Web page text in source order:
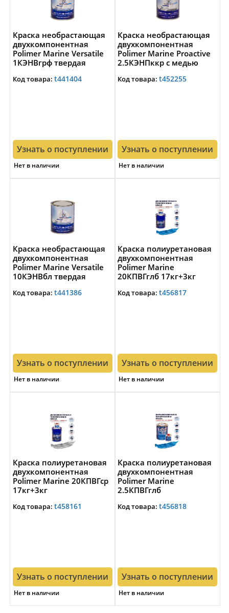
Краска необрастающая
двухкомпонентная
Polimer Marine Versatile
1КЭНВгрф твердая
до 40 узлов
Код товара: t441404
Узнать о поступлении
Нет в наличии
Краска необрастающая
двухкомпонентная
Polimer Marine Proactive
2.5КЭНПккр с медью
коричневая до 30 узлов
Код товара: t452255
Узнать о поступлении
Нет в наличии
Краска необрастающая
двухкомпонентная
Polimer Marine Versatile
10КЭНВбл твердая
узлов
Код товара: t441386
Узнать о поступлении
Нет в наличии
Краска полиуретановая
двухкомпонентная
Polimer Marine
20КПВГглб 17кг+3кг
голубая
Код товара: t456817
Узнать о поступлении
Нет в наличии
Краска полиуретановая
двухкомпонентная
Polimer Marine 20КПВГср
17кг+3кг
Код товара: t458161
Узнать о поступлении
Нет в наличии
Краска полиуретановая
двухкомпонентная
Polimer Marine
2.5КПВГглб
высокоглянцевая
Код товара: t456818
Узнать о поступлении
Нет в наличии